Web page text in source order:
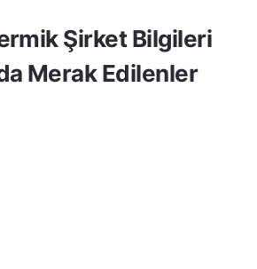
Şirket Bilgileri
Merak Edilenler